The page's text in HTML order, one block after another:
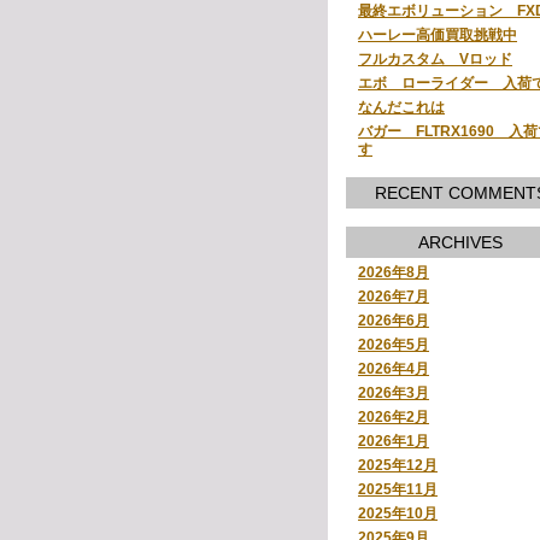
最終エボリューション
ハーレー高価買取挑戦中
フルカスタム Vロッド
エボ ローライダー 入荷
なんだこれは
バガー FLTRX1690 入荷
す
RECENT
ARCHIVES
2026年8月
2026年7月
2026年6月
2026年5月
2026年4月
2026年3月
2026年2月
2026年1月
2025年12月
2025年11月
2025年10月